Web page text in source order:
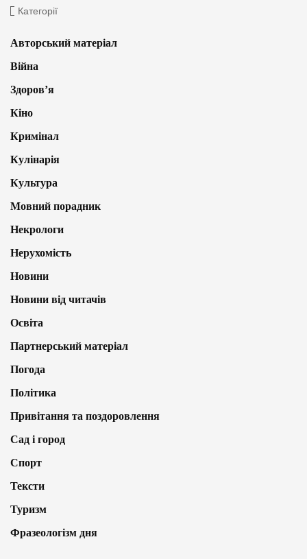
Категорії
Авторський матеріал
Війна
Здоров’я
Кіно
Кримінал
Кулінарія
Культура
Мовний порадник
Некрологи
Нерухомість
Новини
Новини від читачів
Освіта
Партнерський матеріал
Погода
Політика
Привітання та поздоровлення
Сад і город
Спорт
Тексти
Туризм
Фразеологізм дня